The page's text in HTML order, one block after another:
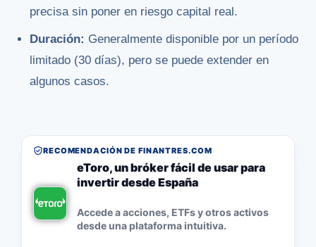
precisa sin poner en riesgo capital real.
Duración: Generalmente disponible por un período
limitado (30 días), pero se puede extender en
algunos casos.
RECOMENDACIÓN DE FINANTRES.COM
eToro, un bróker fácil de usar para
invertir desde España
Accede a acciones, ETFs y otros activos
desde una plataforma intuitiva.